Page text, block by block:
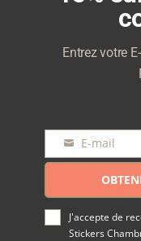
Entrez votre
mail
E-mail
J'accepte de
Stickers